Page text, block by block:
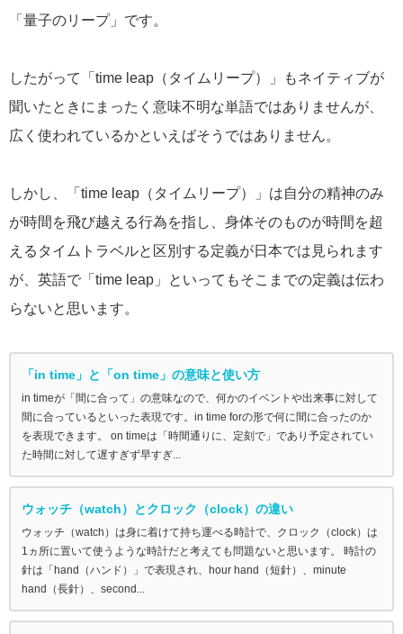
「量子のリープ」です。
したがって「time leap（タイムリープ）」もネイティブが
聞いたときにまったく意味不明な単語ではありませんが、
広く使われているかといえばそうではありません。
しかし、「time leap（タイムリープ）」は自分の精神のみ
が時間を飛び越える行為を指し、身体そのものが時間を超
えるタイムトラベルと区別する定義が日本では見られます
が、英語で「time leap」といってもそこまでの定義は伝わ
らないと思います。
「in time」と「on time」の意味と使い方
in timeが「間に合って」の意味なので、何かのイベントや出来事に対して
間に合っているといった表現です。in time forの形で何に間に合ったのか
を表現できます。 on timeは「時間通りに、定刻で」であり予定されてい
た時間に対して遅すぎず早すぎ...
ウォッチ（watch）とクロック（clock）の違い
ウォッチ（watch）は身に着けて持ち運べる時計で、クロック（clock）は
1ヵ所に置いて使うような時計だと考えても問題ないと思います。 時計の
針は「hand（ハンド）」で表現され、hour hand（短針）、minute
hand（長針）、second...